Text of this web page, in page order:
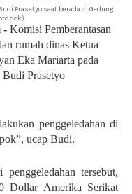
Prasetyo saat berada di Gedung
- Komisi Pemberantasan
rumah dinas Ketua
Eka Mariarta pada
Prasetyo
penggeledahan di
ucap Budi.
tersebut,
Dollar Amerika Serikat